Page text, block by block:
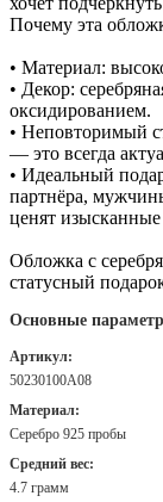
Почему эта
• Материал:
• Декор:
оксидированием.
• Неповторимый
— это всегда
• Идеальный
партнёра,
ценят
Обложка с
статусный
Основные
Артикул:
50230100А08
Материал:
Серебро 925 пробы
Средний вес:
4.7 грамм